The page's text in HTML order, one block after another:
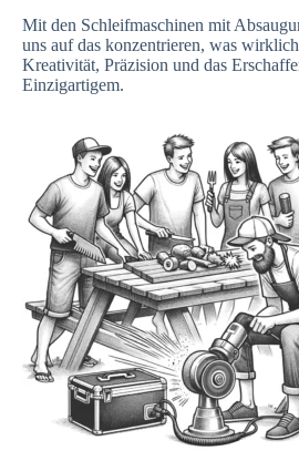
Mit den Schleifmaschinen mit
uns auf das konzentrieren, was
Kreativität, Präzision und das
Einzigartigem.